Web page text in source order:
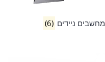
מחשבים ניידים (6)